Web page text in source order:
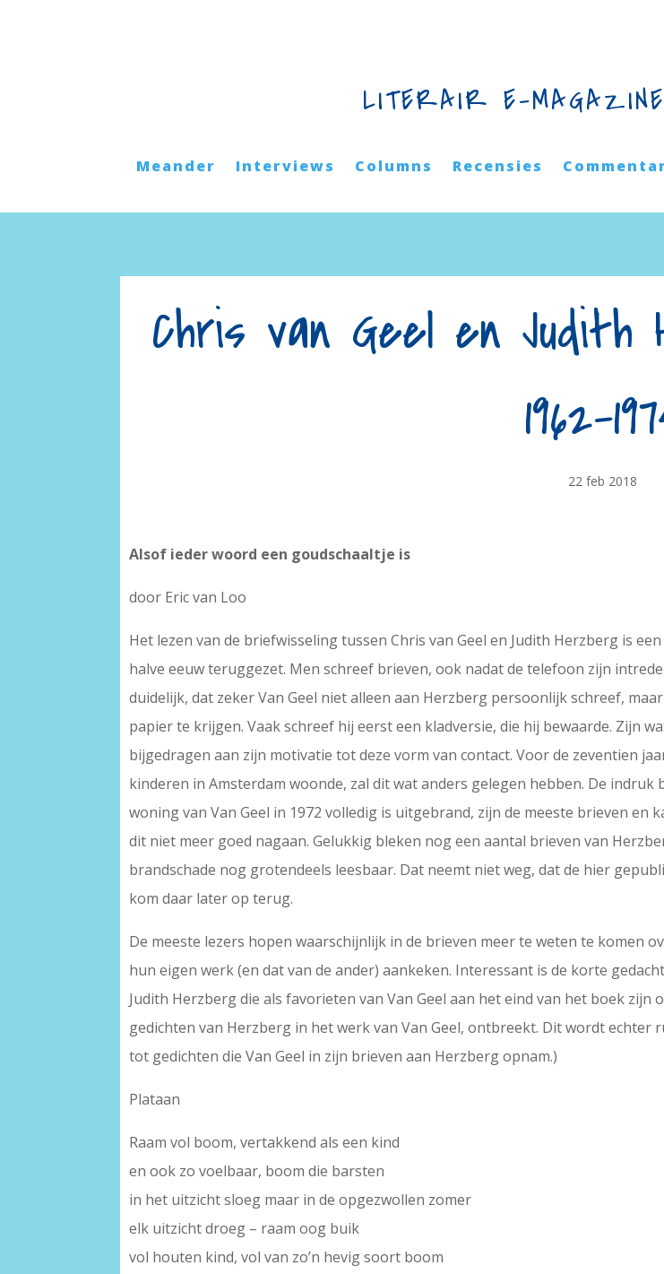
LITERAIR E-
Meander Interviews Columns Recensies
Chris van Geel en
1962-
22 feb 2018
Alsof ieder woord een goudschaaltje is
door Eric van Loo
Het lezen van de briefwisseling tussen Chris van Geel en Judith Herzberg is
halve eeuw teruggezet. Men schreef brieven, ook nadat de telefoon zijn
duidelijk, dat zeker Van Geel niet alleen aan Herzberg persoonlijk schreef,
papier te krijgen. Vaak schreef hij eerst een kladversie, die hij bewaarde. Zijn
bijgedragen aan zijn motivatie tot deze vorm van contact. Voor de zeventien
kinderen in Amsterdam woonde, zal dit wat anders gelegen hebben. De
woning van Van Geel in 1972 volledig is uitgebrand, zijn de meeste brieven
dit niet meer goed nagaan. Gelukkig bleken nog een aantal brieven van
brandschade nog grotendeels leesbaar. Dat neemt niet weg, dat de hier
kom daar later op terug.
De meeste lezers hopen waarschijnlijk in de brieven meer te weten te komen
hun eigen werk (en dat van de ander) aankeken. Interessant is de korte
Judith Herzberg die als favorieten van Van Geel aan het eind van het boek
gedichten van Herzberg in het werk van Van Geel, ontbreekt. Dit wordt
tot gedichten die Van Geel in zijn brieven aan Herzberg opnam.)
Plataan
Raam vol boom, vertakkend als een kind
en ook zo voelbaar, boom die barsten
in het uitzicht sloeg maar in de opgezwollen zomer
elk uitzicht droeg – raam oog buik
vol houten kind, vol van zo’n hevig soort boom